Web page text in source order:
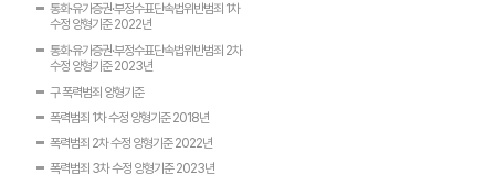
통화·유가증권·부정수표단속법위반범죄 1차
수정 양형기준 2022년
통화·유가증권·부정수표단속법위반범죄 2차
수정 양형기준 2023년
구 폭력범죄 양형기준
폭력범죄 1차 수정 양형기준 2018년
폭력범죄 2차 수정 양형기준 2022년
폭력범죄 3차 수정 양형기준 2023년